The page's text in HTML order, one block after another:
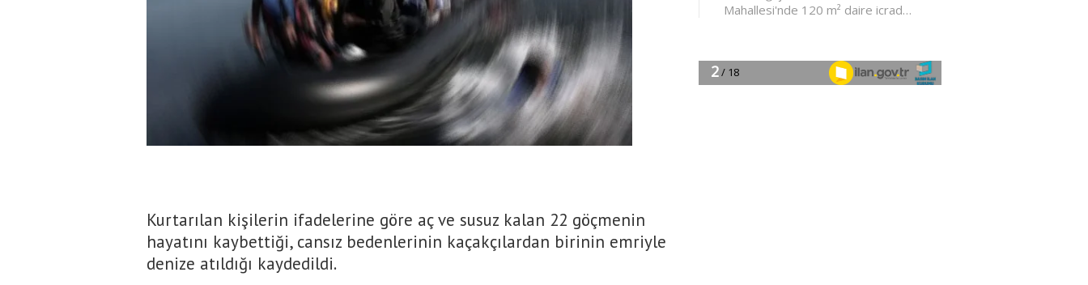
Kurtarılan kişilerin ifadelerine göre aç ve susuz kalan 22 göçmenin
hayatını kaybettiği, cansız bedenlerinin kaçakçılardan birinin emriyle
denize atıldığı kaydedildi.